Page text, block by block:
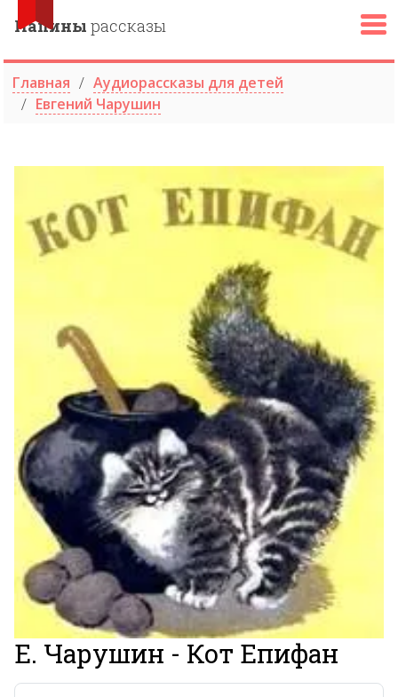
Папины рассказы
Главная
Аудиорассказы для детей
Евгений Чарушин
Е. Чарушин - Кот Епифан